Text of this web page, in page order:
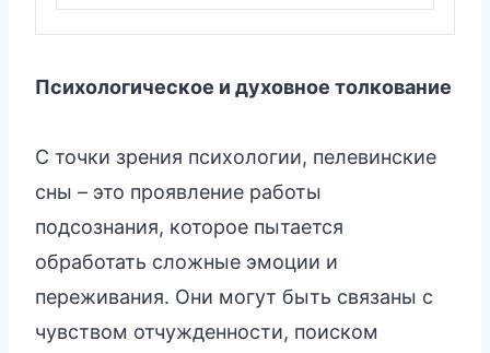
Психологическое и духовное толкование
С точки зрения психологии, пелевинские
сны – это проявление работы
подсознания, которое пытается
обработать сложные эмоции и
переживания. Они могут быть связаны с
чувством отчужденности, поиском